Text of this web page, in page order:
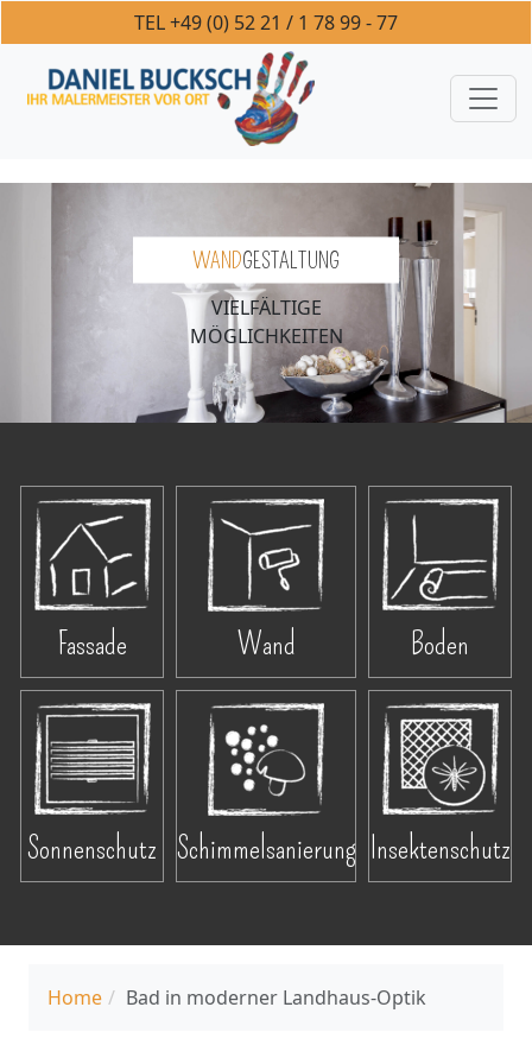
+49 (0) 52 21 / 1 78 99 - 77
WANDGESTALTUNG
VIELFÄLTIGE
MÖGLICHKEITEN
Fassade Wand Boden
Sonnenschutz Schimmelsanierung Insektenschutz
Home Bad in moderner Landhaus-Optik